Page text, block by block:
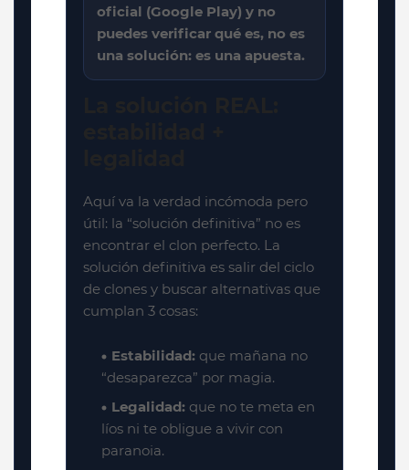
oficial (Google Play) y no
puedes verificar qué es, no es
una solución: es una apuesta.
Aquí va la verdad incómoda pero
útil: la “solución definitiva” no es
encontrar el clon perfecto. La
solución definitiva es salir del ciclo
de clones y buscar alternativas que
cumplan 3 cosas:
Estabilidad: que mañana no
“desaparezca” por magia.
Legalidad: que no te meta en
líos ni te obligue a vivir con
paranoia.